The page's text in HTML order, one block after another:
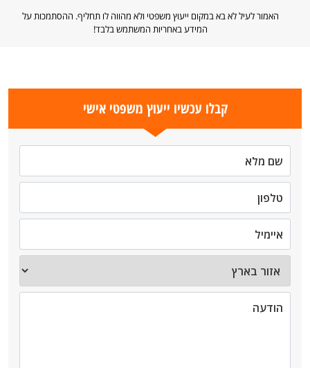
האמור לעיל לא בא במקום ייעוץ משפטי ולא מהווה לו תחליף. ההסתמכות על
המידע באחריות המשתמש בלבד!
קבלו עכשיו ייעוץ משפטי אישי